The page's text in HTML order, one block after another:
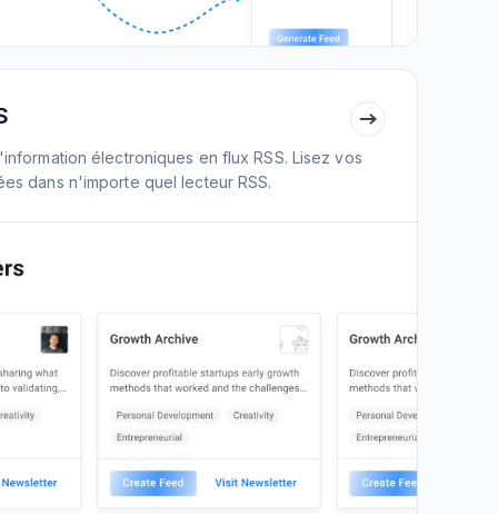
électroniques en flux RSS. Lisez vos
dans n'importe quel lecteur RSS.